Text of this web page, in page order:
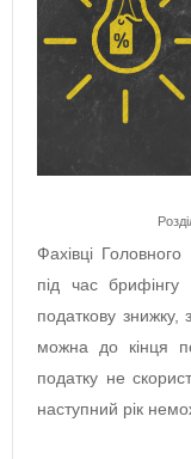
Фахівці
під час
податкову
можна до кінця
податку не
наступний рік